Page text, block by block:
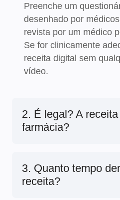
Preenche um
desenhado por
revista por um médico
Se for clinicamente
receita digital sem
vídeo.
2. É legal? A
farmácia?
3. Quanto tempo
receita?